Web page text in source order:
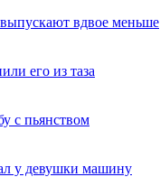
вдвое меньше
его из таза
с пьянством
у девушки машину